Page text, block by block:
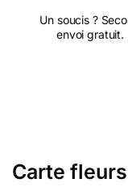
Un soucis ?
envoi gratuit.
Carte